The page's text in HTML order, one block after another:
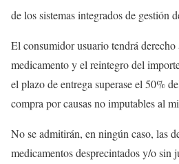
de los sistemas integrados de gestión
El consumidor usuario tendrá
medicamento y el reintegro del
el plazo de entrega superase el 50%
compra por causas no imputables al
No se admitirán, en ningún caso, las
medicamentos desprecintados y/o sin